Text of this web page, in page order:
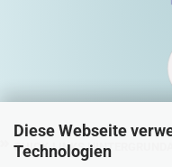
Diese Webseite
Technologien
QUICK-LINKS